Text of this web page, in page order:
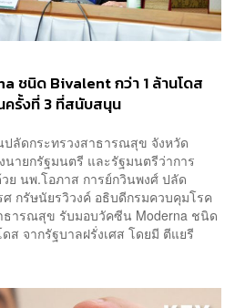
ชนิด Bivalent กว่า 1 ล้านโดส
ครั้งที่ 3 ที่สนับสนุน
ลัดกระทรวงสาธารณสุข จังหวัด
ายกรัฐมนตรี และรัฐมนตรีว่าการ
ย นพ.โอภาส การย์กวินพงศ์ ปลัด
กรัษนัยรวิวงค์ อธิบดีกรมควบคุมโรค
ธารณสุข รับมอบวัคซีน Moderna ชนิด
ส จากรัฐบาลฝรั่งเศส โดยมี ตีแยรี